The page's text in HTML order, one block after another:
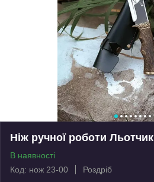
Ніж ручної роботи Льотчик
В наявності
Код: нож 23-00
Роздріб